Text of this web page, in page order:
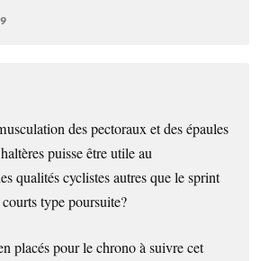
des pectoraux et des épaules
puisse être utile au
qualités cyclistes autres que le sprint
type poursuite?
placés pour le chrono à suivre cet